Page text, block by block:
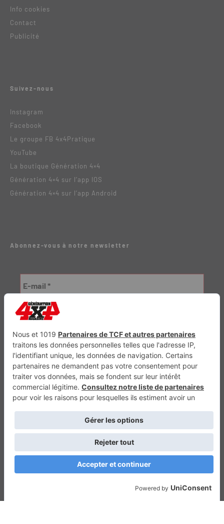
Info cookies
Contact
Publicité
Suivez-nous
Instagram
Facebook
Le groupe FB 4x4Pratique
YouTube
La boutique Génération 4×4
Génération 4×4 sur l’app IOS
Génération 4×4 sur l’app Android
Abonnez-vous à notre newsletter
Génération Electrique Génération Sans Permis VTTAE.fr FullAttack
Retour en haut